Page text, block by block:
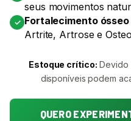
seus movimentos
✓ Fortalecimento
Artrite, Artrose e
Estoque crítico: Devido
disponíveis podem
QUERO